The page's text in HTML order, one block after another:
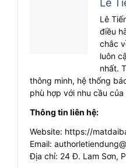
Lê
điều
chắc
luôn
nhất.
thông minh, hệ thống
phù hợp với nhu cầu của
Thông tin liên hệ:
Website: https://
Email:
Địa chỉ: 24 Đ. Lam Sơn,